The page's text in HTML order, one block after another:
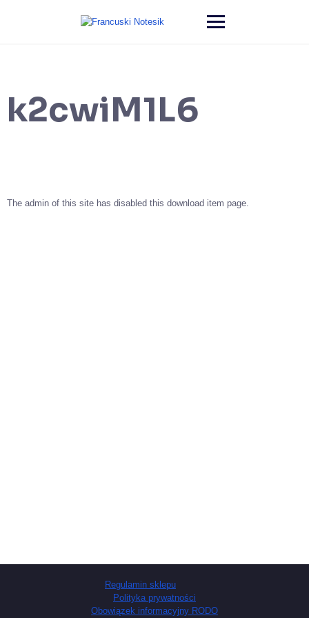
k2cwiM1L6
The admin of this site has disabled this download item page.
Regulamin sklepu
Polityka prywatności
Obowiązek informacyjny RODO